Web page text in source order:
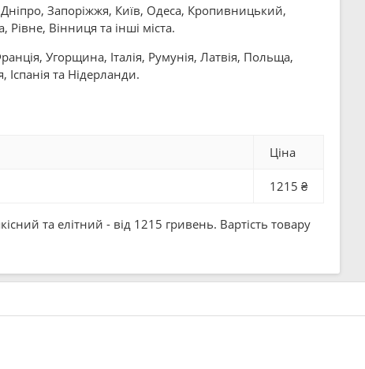
Запоріжжя, Київ, Одеса, Кропивницький,
Вінниця та інші міста.
Угорщина, Італія, Румунія, Латвія, Польща,
та Нідерланди.
Ціна
1215 ₴
та елітний - від 1215 гривень. Вартість товару